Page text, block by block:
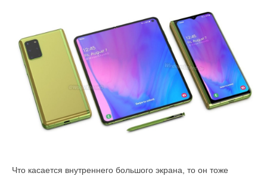
Что касается внутреннего большого экрана, то он тоже